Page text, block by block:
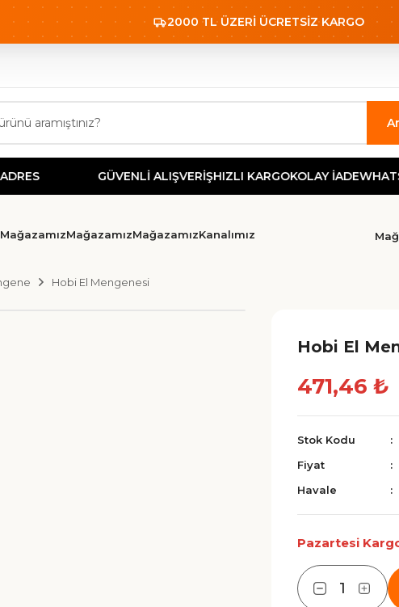
2000 TL ÜZERİ ÜCRETSİZ KARGO
GÜVENLİ ALIŞVERİŞHIZLI KARGOKOLAY İADE
MağazamızMağazamızMağazamızKanalımız
Hobi El Mengenesi
Hobi El
471,46 ₺
Stok Kodu
Fiyat
Havale
Pazartesi